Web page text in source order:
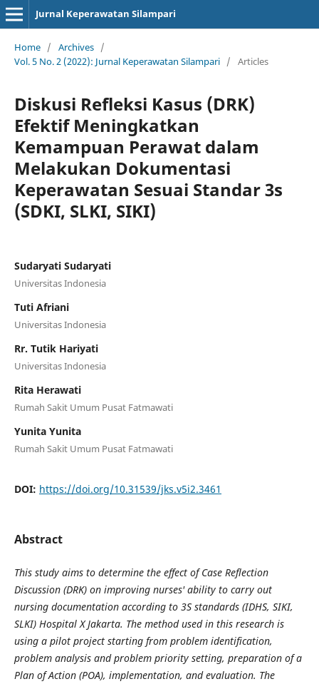
Jurnal Keperawatan Silampari
Home / Archives /
Vol. 5 No. 2 (2022): Jurnal Keperawatan Silampari / Articles
Diskusi Refleksi Kasus (DRK)
Efektif Meningkatkan
Kemampuan Perawat dalam
Melakukan Dokumentasi
Keperawatan Sesuai Standar 3s
(SDKI, SLKI, SIKI)
Sudaryati Sudaryati
Universitas Indonesia
Tuti Afriani
Universitas Indonesia
Rr. Tutik Hariyati
Universitas Indonesia
Rita Herawati
Rumah Sakit Umum Pusat Fatmawati
Yunita Yunita
Rumah Sakit Umum Pusat Fatmawati
DOI: https://doi.org/10.31539/jks.v5i2.3461
Abstract
This study aims to determine the effect of Case Reflection
Discussion (DRK) on improving nurses' ability to carry out
nursing documentation according to 3S standards (IDHS, SIKI,
SLKI) Hospital X Jakarta. The method used in this research is
using a pilot project starting from problem identification,
problem analysis and problem priority setting, preparation of a
Plan of Action (POA), implementation, and evaluation. The